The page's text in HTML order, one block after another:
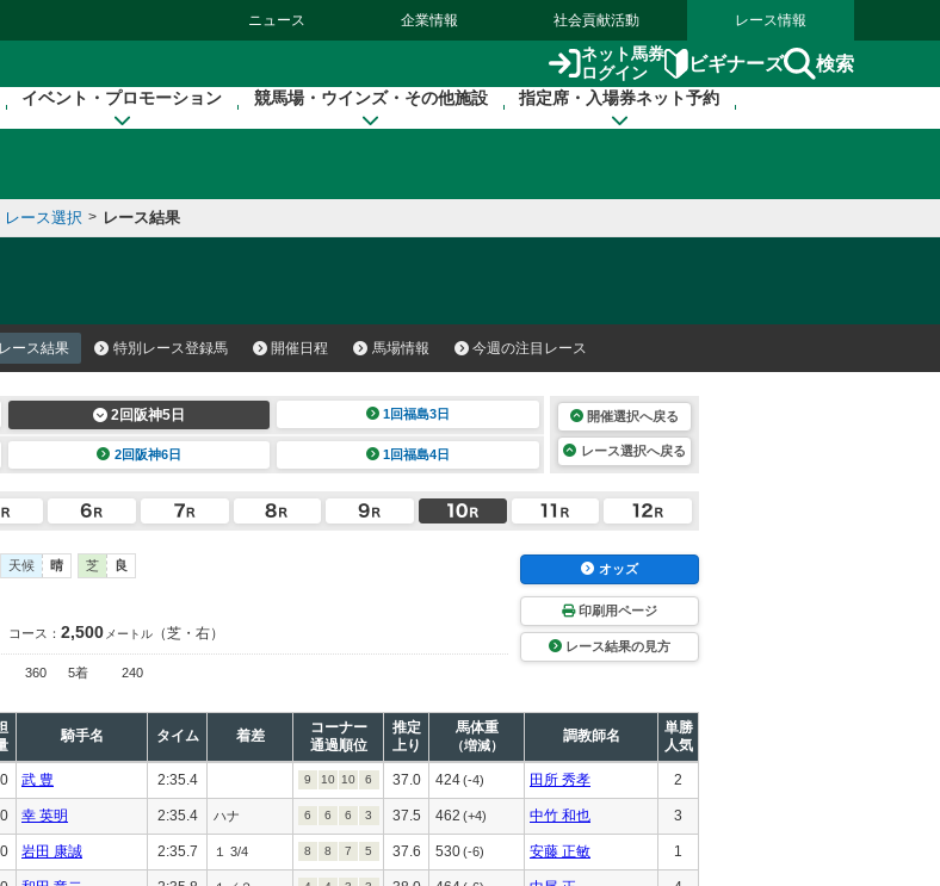
ニュース 企業情報 社会貢献活動 レース情報
ネット馬券
ログイン
ビギナーズ 検索
イベント・プロモーション 競馬場・ウインズ・その他施設 指定席・入場券ネット予約
レース選択 > レース結果
レース結果 特別レース登録馬 開催日程 馬場情報 今週の注目レース
2回阪神5日 1回福島3日
2回阪神6日 1回福島4日
開催選択へ戻る
レース選択へ戻る
天候 晴 芝 良
コース： 2,500 メートル （芝・右）
360 5着
240
オッズ
印刷用ページ
レース結果の見方
騎手名 タイム 着差
コーナー
通過順位
推定
上り
馬体重
（増減）
調教師名
単勝
人気
武 豊 2:35.4 9 10 10 6 37.0 424(-4) 田所 秀孝 2
幸 英明 2:35.4 ハナ 6 6 6 3 37.5 462 (+4) 中竹 和也 3
岩田 康誠 2:35.7 １ 3/4 8 8 7 5 37.6 530(-6) 安藤 正敏 1